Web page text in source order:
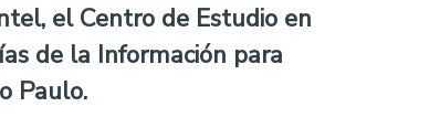
el Centro de Estudio en
de la Información para
Paulo.